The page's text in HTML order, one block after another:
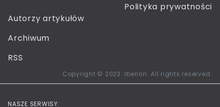
Polityka prywatności
Autorzy artykułów
Archiwum
RSS
Copyright © 2023. Iberion. All rights reserved.
NASZE SERWISY: